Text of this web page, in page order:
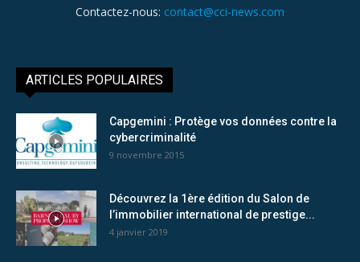
Contactez-nous: contact@cci-news.com
ARTICLES POPULAIRES
Capgemini : Protège vos données contre la
cybercriminalité
9 novembre 2015
Découvrez la 1ère édition du Salon de
l’immobilier international de prestige...
4 janvier 2019